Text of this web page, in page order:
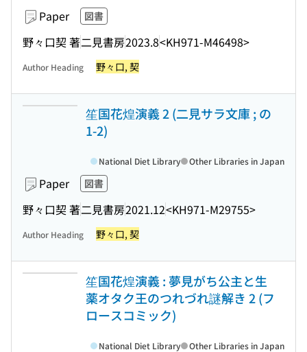
Paper 図書
野々口契 著二見書房2023.8<KH971-M46498>
Author Heading 野々口, 契
笙国花煌演義 2 (二見サラ文庫 ; の
1-2)
Paper 図書
野々口契 著二見書房2021.12<KH971-M29755>
National Diet Library Other Libraries in Japan
Author Heading 野々口, 契
笙国花煌演義 : 夢見がち公主と生
薬オタク王のつれづれ謎解き 2 (フ
ロースコミック)
National Diet Library Other Libraries in Japan